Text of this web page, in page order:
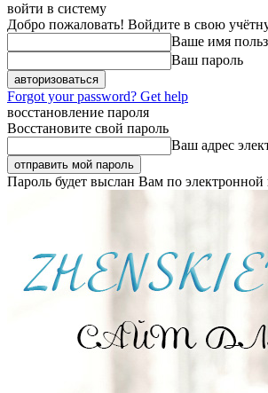
войти в систему
Добро пожаловать! Войдите в свою
Ваше имя
Ваш пароль
Forgot your password? Get help
восстановление пароля
Восстановите свой пароль
Ваш адрес
Пароль будет выслан Вам по электронной